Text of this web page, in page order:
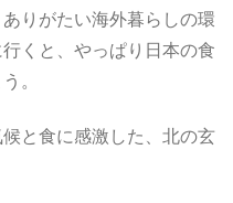
りがたい海外暮らしの環
くと、やっぱり日本の食
。
と食に感激した、北の玄